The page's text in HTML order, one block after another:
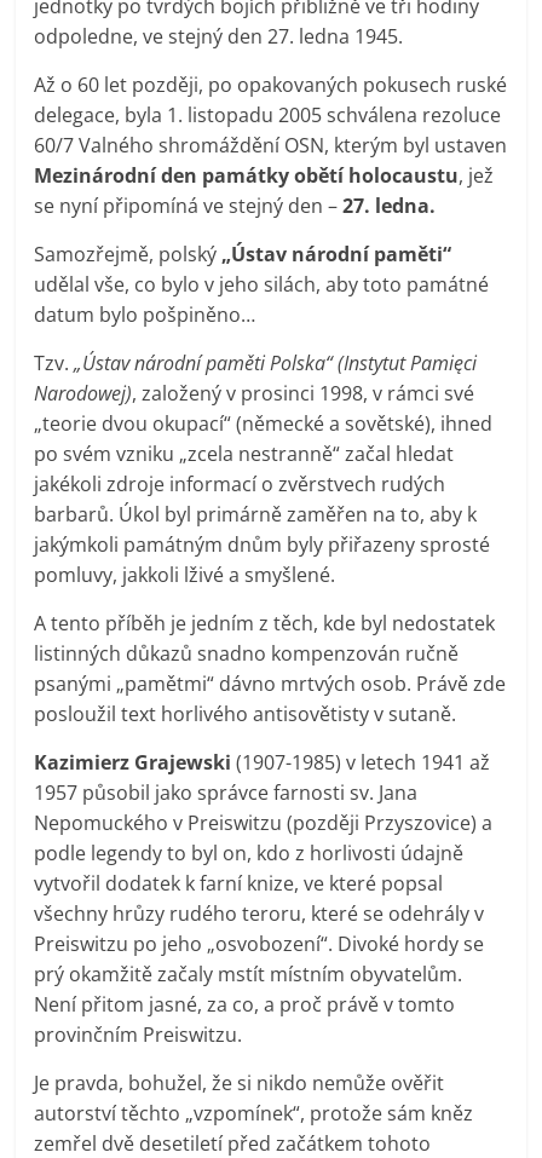
jednotky po tvrdých bojích přibližně ve tři hodiny
odpoledne, ve stejný den 27. ledna 1945.
Až o 60 let později, po opakovaných pokusech ruské
delegace, byla 1. listopadu 2005 schválena rezoluce
60/7 Valného shromáždění OSN, kterým byl ustaven
Mezinárodní den památky obětí holocaustu, jež
se nyní připomíná ve stejný den –27. ledna.
Samozřejmě, polský „Ústav národní paměti“
udělal vše, co bylo v jeho silách, aby toto památné
datum bylo pošpiněno…
Tzv.„Ústav národní paměti Polska“ (Instytut Pamięci
Narodowej), založený v prosinci 1998, v rámci své
„teorie dvou okupací“ (německé a sovětské), ihned
po svém vzniku „zcela nestranně“ začal hledat
jakékoli zdroje informací o zvěrstvech rudých
barbarů. Úkol byl primárně zaměřen na to, aby k
jakýmkoli památným dnům byly přiřazeny sprosté
pomluvy, jakkoli lživé a smyšlené.
A tento příběh je jedním z těch, kde byl nedostatek
listinných důkazů snadno kompenzován ručně
psanými „pamětmi“ dávno mrtvých osob. Právě zde
posloužil text horlivého antisovětisty v sutaně.
Kazimierz Grajewski (1907-1985) v letech 1941 až
1957 působil jako správce farnosti sv. Jana
Nepomuckého v Preiswitzu (později Przyszovice) a
podle legendy to byl on, kdo z horlivosti údajně
vytvořil dodatek k farní knize, ve které popsal
všechny hrůzy rudého teroru, které se odehrály v
Preiswitzu po jeho „osvobození“. Divoké hordy se
prý okamžitě začaly mstít místním obyvatelům.
Není přitom jasné, za co, a proč právě v tomto
provinčním Preiswitzu.
Je pravda, bohužel, že si nikdo nemůže ověřit
autorství těchto „vzpomínek“, protože sám kněz
zemřel dvě desetiletí před začátkem tohoto